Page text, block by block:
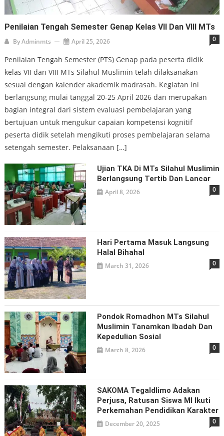
Penilaian Tengah Semester Genap Kelas VII Dan VIII MTs
ByAdminmts April 25, 2026 0
Penilaian Tengah Semester (PTS) Genap pada peserta didik
kelas VII dan VIII MTs Silahul Muslimin telah dilaksanakan
sesuai dengan kalender akademik madrasah. Kegiatan ini
berlangsung mulai tanggal 20-25 April 2026 dan merupakan
bagian integral dari sistem evaluasi pembelajaran yang
bertujuan untuk mengukur capaian kompetensi kognitif
peserta didik setelah mengikuti proses pembelajaran selama
setengah semester. Pelaksanaan […]
Ujian TKA Di MTs Silahul Muslimin
Berlangsung Tertib Dan Lancar
April 8, 2026 0
Hari Pertama Masuk Langsung
Halal Bihahal
March 31, 2026 0
Pondok Romadhon MTs Silahul
Muslimin Tanamkan Ibadah Dan
Kepedulian Sosial
March 8, 2026 0
SAKOMA Tegaldlimo Adakan
Perjusa, Ratusan Siswa MI Ikuti
Perkemahan Pendidikan Karakter
December 20, 2025 0